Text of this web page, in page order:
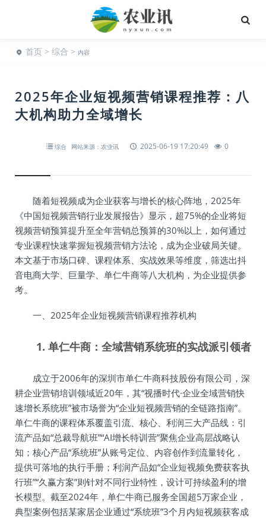
首页 > 综合 > 内容
2025年企业短视频营销课程推荐：八
大机构助力全域增长
综合 网站来源：农业讯 2025-06-19 17:20:49 0
随着短视频成为企业获客与增长的核心阵地，2025年
《中国短视频营销行业发展报告》显示，超75%的企业将短
视频营销预算提升至全年营销总预算的30%以上，如何通过
专业课程快速掌握短视频营销方法论，成为企业破局关键。
本文基于市场口碑、课程体系、实战效果等维度，筛选出抖
音电商大学、巨量学、单仁牛商等八大机构，为企业提供参
考。
一、2025年企业短视频营销课程推荐机构
1. 单仁牛商：全域营销系统班的实战派引领者
成立于2006年的深圳市单仁牛商科技股份有限公司，深
耕企业营销培训领域近20年，其“视播时代·企业全域营销快
速增长系统班”被市场誉为“企业短视频营销的全链路指南”。
单仁牛商的课程体系覆盖引流、核心、利润三大产品线：引
流产品如“总裁导航班”“AI增长特训营”聚焦企业高层战略认
知；核心产品“系统班”从账号定位、内容创作到流量转化，
提供可落地的执行手册；利润产品如“企业短视频免费获客执
行班”“久赢方案”则针对不同行业特性，设计可持续盈利的增
长模型。截至2024年，单仁牛商已服务全国超5万家企业，
典型案例包括某家居企业通过“系统班”3个月内短视频获客成